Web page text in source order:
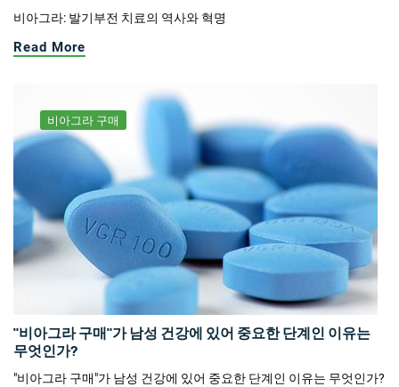
비아그라: 발기부전 치료의 역사와 혁명
Read More
비아그라 구매
"비아그라 구매"가 남성 건강에 있어 중요한 단계인 이유는
무엇인가?
"비아그라 구매"가 남성 건강에 있어 중요한 단계인 이유는 무엇인가?